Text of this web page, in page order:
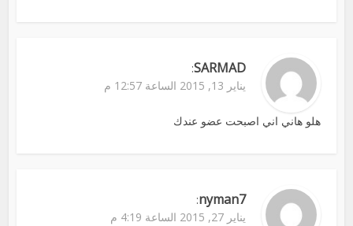
SARMAD
:
يناير 13, 2015 الساعة 12:57 م
هلو هاني اني اصبحت عضو عندك
nyman7
:
يناير 27, 2015 الساعة 4:19 م